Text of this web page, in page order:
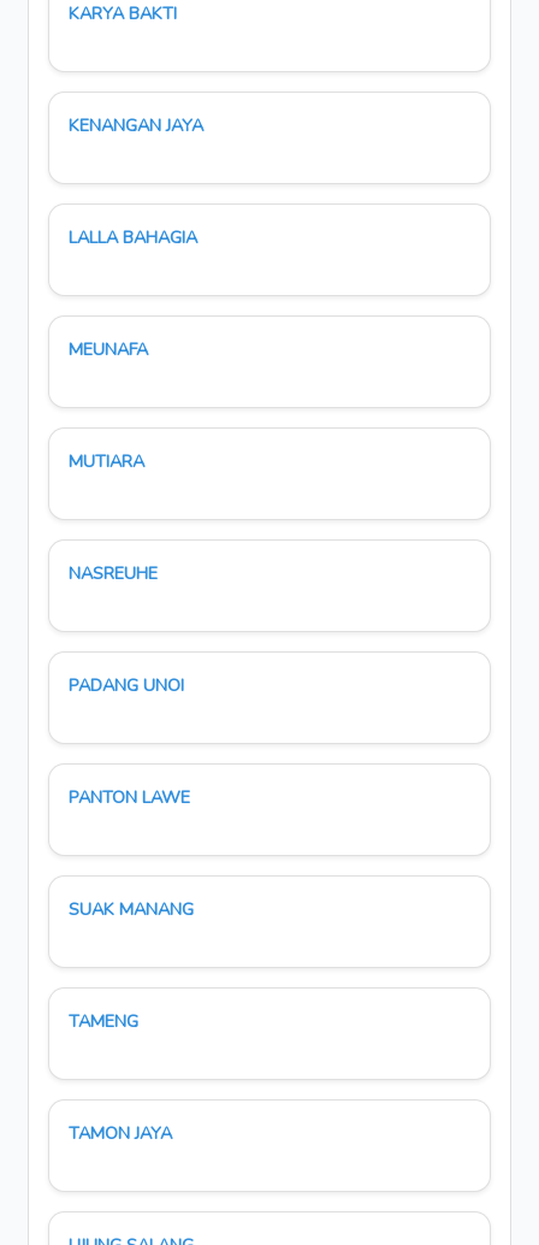
KARYA BAKTI
KENANGAN JAYA
LALLA BAHAGIA
MEUNAFA
MUTIARA
NASREUHE
PADANG UNOI
PANTON LAWE
SUAK MANANG
TAMENG
TAMON JAYA